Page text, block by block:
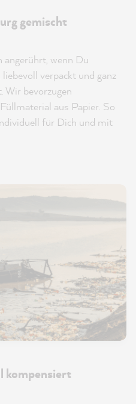
gemischt
angerührt, wenn Du
verpackt und ganz
Wir bevorzugen
aus Papier. So
für Dich und mit
kompensiert